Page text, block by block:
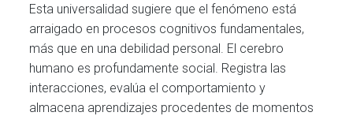
Esta universalidad sugiere que el fenómeno está
arraigado en procesos cognitivos fundamentales,
más que en una debilidad personal. El cerebro
humano es profundamente social. Registra las
interacciones, evalúa el comportamiento y
almacena aprendizajes procedentes de momentos